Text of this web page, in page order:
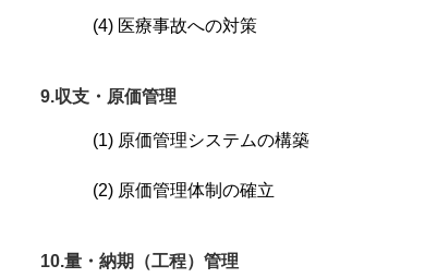
(4) 医療事故への対策
9.収支・原価管理
(1) 原価管理システムの構築
(2) 原価管理体制の確立
10.量・納期（工程）管理